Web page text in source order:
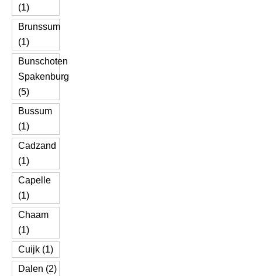
(1)
Brunssum
(1)
Bunschoten
Spakenburg
(5)
Bussum
(1)
Cadzand
(1)
Capelle
(1)
Chaam
(1)
Cuijk (1)
Dalen (2)